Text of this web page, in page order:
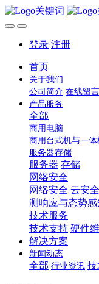
登录 注册
首页
关于我们
公司简介 在线留言
产品服务
全部
商用电脑
商用台式机与一体
服务器存储
服务器 存储
网络安全
网络安全 云安全
测响应与态势感
技术服务
技术支持 硬件
解决方案
新闻动态
全部 行业资讯 技